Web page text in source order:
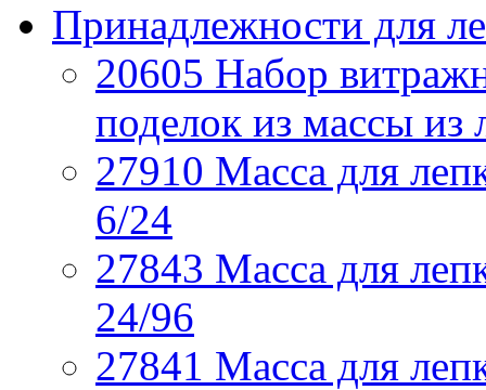
Принадлежности для
20605 Набор
поделок из массы
27910 Масса для
6/24
27843 Масса для
24/96
27841 Масса для